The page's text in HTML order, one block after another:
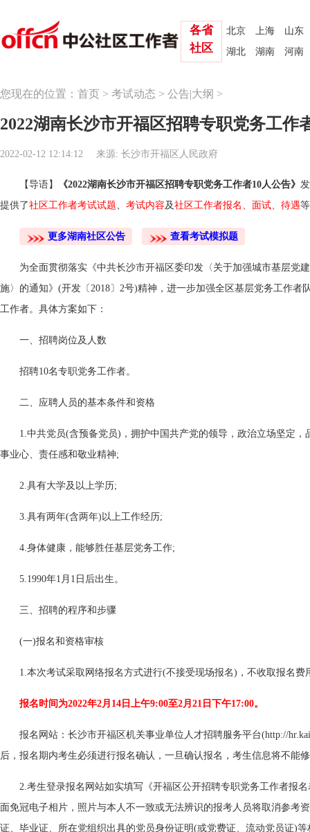
北京 上海
山东
湖北
湖南 河南
各省
社区
您现在的位置： 首页 > 考试动态 > 公告|大纲 >
2022湖南长沙市开福区招聘专职党务工作
2022-02-12 12:14:12 来源: 长沙市开福区人民政府
【导语】 《2022湖南长沙市开福区招聘专职党务工作者10人公告》
提供了社区工作者考试试题、 考试内容及社区工作者报名 、 面试、 待遇
更多湖南社区公告 查看考试模拟题
为全面贯彻落实《中共长沙市开福区委印发〈关于加强城市基层党
施〉的通知》(开发〔2018〕2号)精神，进一步加强全区基层党务工作者
工作者。具体方案如下：
一、招聘岗位及人数
招聘10名专职党务工作者。
二、应聘人员的基本条件和资格
1.中共党员(含预备党员)，拥护中国共产党的领导，政治立场坚定
事业心、责任感和敬业精神;
2.具有大学及以上学历;
3.具有两年(含两年)以上工作经历;
4.身体健康，能够胜任基层党务工作;
5.1990年1月1日后出生。
三、招聘的程序和步骤
(一)报名和资格审核
1.本次考试采取网络报名方式进行(不接受现场报名)，不收取报名费
报名时间为2022年2月14日上午9:00至2月21日下午17:00。
报名网站：长沙市开福区机关事业单位人才招聘服务平台(http://
后，报名期内考生必须进行报名确认，一旦确认报名，考生信息将不能
2.考生登录报名网站如实填写《开福区公开招聘专职党务工作者报
面免冠电子相片，照片与本人不一致或无法辨识的报考人员将取消参考
证、毕业证、所在党组织出具的党员身份证明(或党费证、流动党员证)